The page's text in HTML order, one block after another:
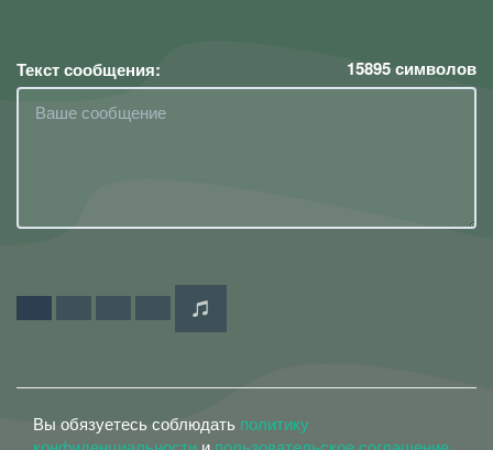
Текст сообщения: 15895символов
Вы обязуетесь соблюдать политику